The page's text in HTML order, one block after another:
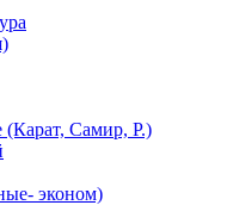
Самир, Р.)
эконом)